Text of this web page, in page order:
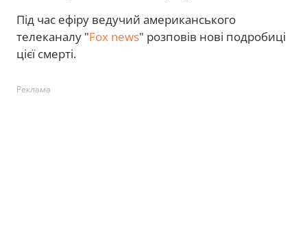
Під час ефіру ведучий американського
телеканалу "Fox news" розповів нові подробиці
цієї смерті.
Реклама